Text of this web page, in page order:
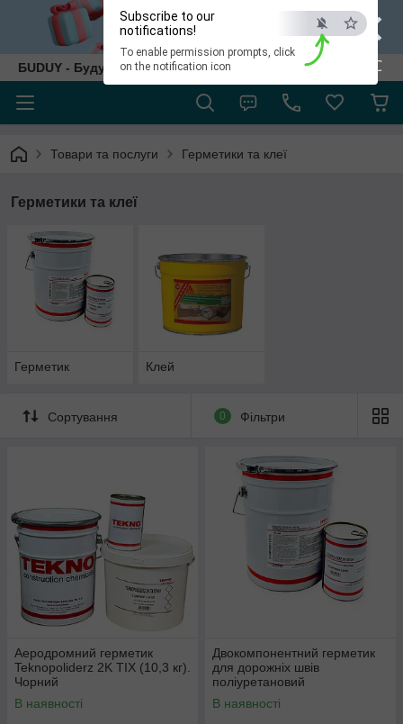
×
ESC
Subscribe to our
notifications!
To enable permission prompts, click
on the notification icon
БUDUY - Будуй як собі!
Товари та послуги Герметики та клеї
Герметики та клеї
Герметик Клей
Сортування 0 Фільтри
Аеродромний герметик
Teknopoliderz 2K TIX (10,3 кг).
Чорний
В наявності
Двокомпонентний герметик
для дорожніх швів
поліуретановий
модифікований бітумом
Teknopoliderz 2K 10кг.
В наявності